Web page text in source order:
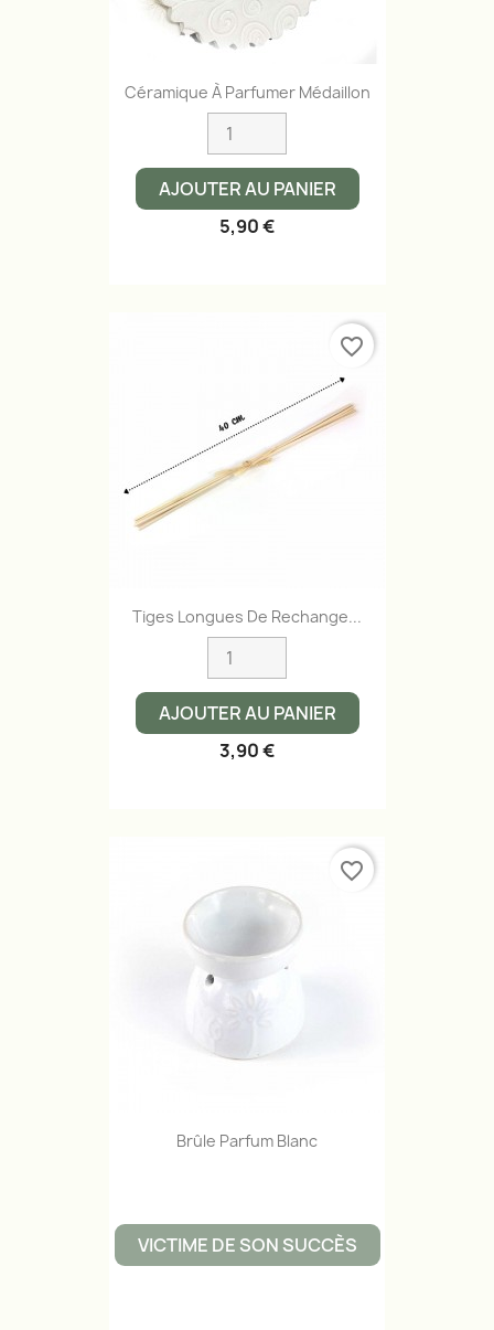
Céramique À Parfumer Médaillon
AJOUTER AU PANIER
5,90 €
Tiges Longues De Rechange...
AJOUTER AU PANIER
3,90 €
favorite_border
Brûle Parfum Blanc
VICTIME DE SON SUCCÈS
favorite_border